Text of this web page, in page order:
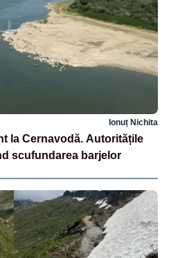
Ionuț Nichita
la Cernavodă. Autoritățile
scufundarea barjelor